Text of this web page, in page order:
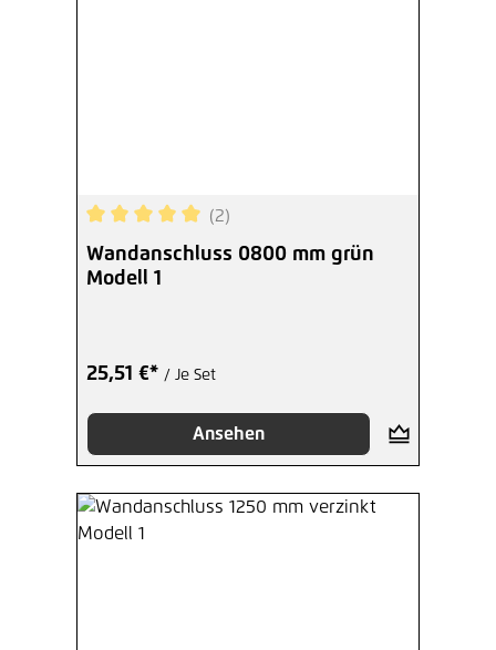
Durchschnittliche Bewertung von 5 von 5
(2)
Wandanschluss 0800 mm grün
Modell 1
25,51 €* / Je Set
Ansehen